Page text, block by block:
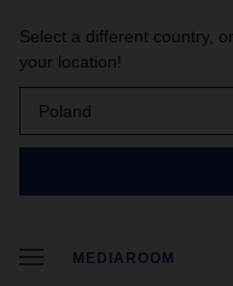
Select a different country,
your location!
Poland
MEDIAROOM